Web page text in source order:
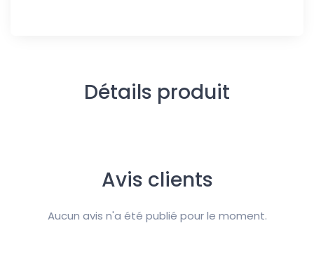
Détails produit
Avis clients
Aucun avis n'a été publié pour le moment.